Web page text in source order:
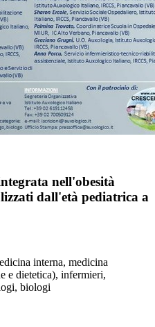
nell'obesità
dall'età pediatrica a
interna, medicina
e dietetica), infermieri,
biologi